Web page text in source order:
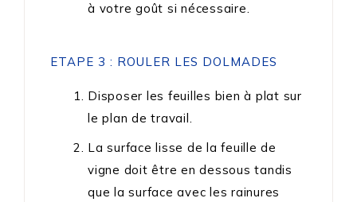
à votre goût si nécessaire.
ETAPE 3 : ROULER LES DOLMADES
Disposer les feuilles bien à plat sur
le plan de travail.
La surface lisse de la feuille de
vigne doit être en dessous tandis
que la surface avec les rainures